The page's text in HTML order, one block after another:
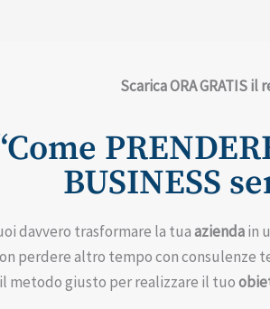
Scarica ORA GRATIS
BUSINESS
davvero trasformare la tuaaziendain
perdere altro tempo con consulenze
metodo giusto per realizzare il tuo